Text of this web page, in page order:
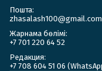
Пошта:
zhasalash100@gmail.com
Жарнама бөлімі:
+7 701 220 64 52
Редакция:
+7 708 604 51 06